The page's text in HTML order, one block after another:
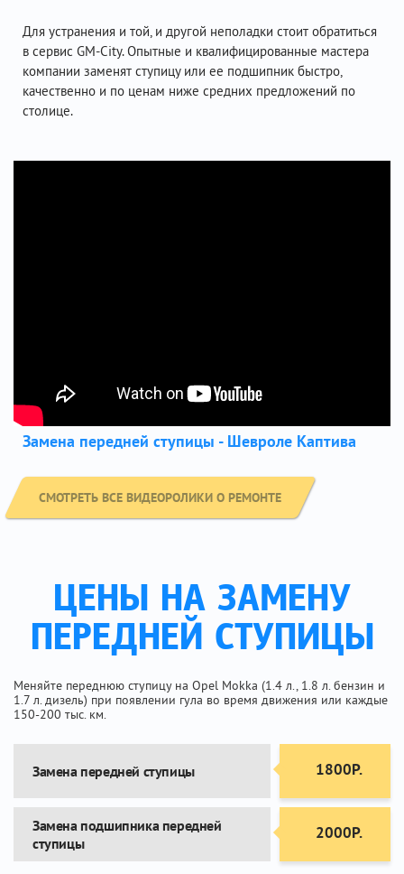
Для устранения и той, и другой неполадки стоит обратиться
в сервис GM-City. Опытные и квалифицированные мастера
компании заменят ступицу или ее подшипник быстро,
качественно и по ценам ниже средних предложений по
столице.
Замена передней ступицы - Шевроле Каптива
СМОТРЕТЬ ВСЕ ВИДЕОРОЛИКИ О РЕМОНТЕ
ЦЕНЫ НА ЗАМЕНУ
ПЕРЕДНЕЙ СТУПИЦЫ
Меняйте переднюю ступицу на Opel Mokka (1.4 л., 1.8 л. бензин и
1.7 л. дизель) при появлении гула во время движения или каждые
150-200 тыс. км.
Замена передней ступицы 1800Р.
Замена подшипника передней
ступицы
2000Р.